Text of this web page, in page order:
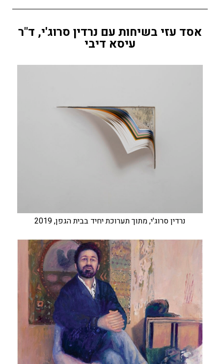
אסד עזי בשיחות עם נרדין סרוג'י, ד"ר
עיסא דיבי
נרדין סרוג'י, מתוך תערוכת יחיד בבית הגפן, 2019